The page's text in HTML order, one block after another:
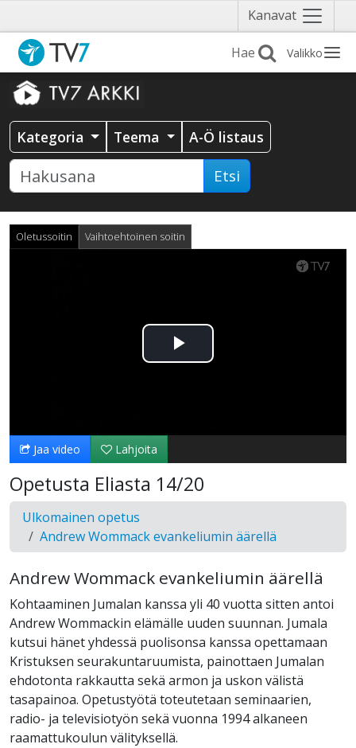
Kanavat Näytä
valikko
Valikko
Kategoria Teema A-Ö listaus
Etsi
Oletussoitin Vaihtoehtoinen soitin
Toista
Jaa video Lahjoita
Opetusta Eliasta 14/20
Ulkomainen opetus
Andrew Wommack evankeliumin äärellä
Andrew Wommack evankeliumin äärellä
Kohtaaminen Jumalan kanssa yli 40 vuotta sitten antoi
Andrew Wommackin elämälle uuden suunnan. Jumala
kutsui hänet yhdessä puolisonsa kanssa opettamaan
Kristuksen seurakuntaruumista, painottaen Jumalan
ehdotonta rakkautta sekä armon ja uskon välistä
tasapainoa. Opetustyötä toteutetaan seminaarien,
radio- ja televisiotyön sekä vuonna 1994 alkaneen
raamattukoulun välityksellä.